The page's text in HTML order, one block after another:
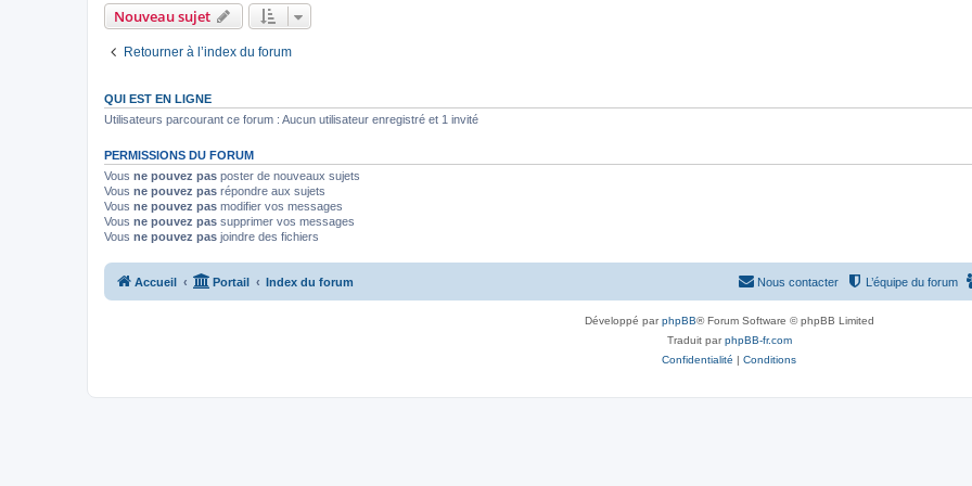
s
s
s
Nouveau sujet
Retourner à l’index du forum
QUI EST EN LIGNE
Utilisateurs parcourant ce forum : Aucun utilisateur enregistré et 1 invité
PERMISSIONS DU FORUM
Vous ne pouvez pas poster de nouveaux sujets
Vous ne pouvez pas répondre aux sujets
Vous ne pouvez pas modifier vos messages
Vous ne pouvez pas supprimer vos messages
Vous ne pouvez pas joindre des fichiers
Accueil Portail Index du forum L’équipe du forum
Nous contacter
Développé parphpBB® Forum Software © phpBB Limited
Traduit parphpBB-fr.com
Confidentialité | Conditions